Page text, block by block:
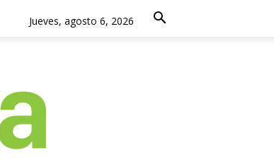
Jueves, agosto 6, 2026